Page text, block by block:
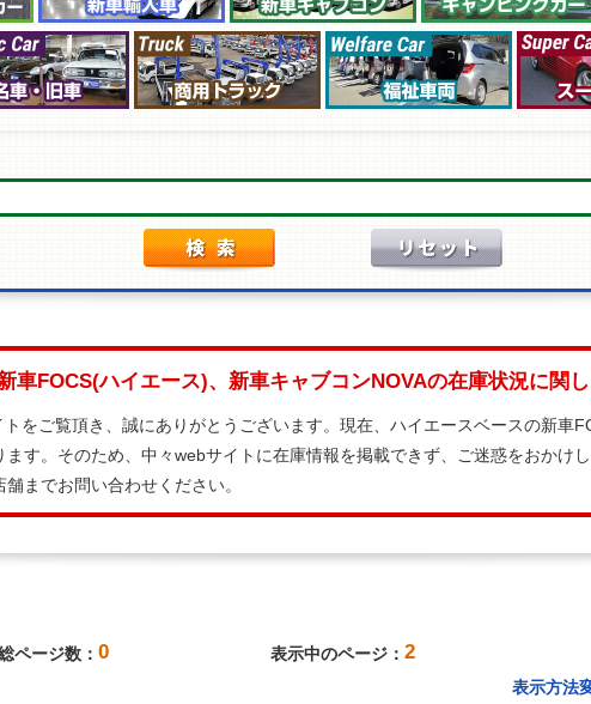
車FOCS(ハイエース)、新車キャブコンNOVAの在庫状況に関
をご覧頂き、誠にありがとうございます。現在、ハイエースベースの新車
す。そのため、中々webサイトに在庫情報を掲載できず、ご迷惑をおかけ
までお問い合わせください。
ページ数： 0 表示中のページ： 2
表示方法